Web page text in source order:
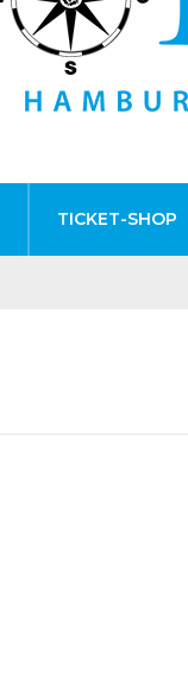
TICKET-SHOP